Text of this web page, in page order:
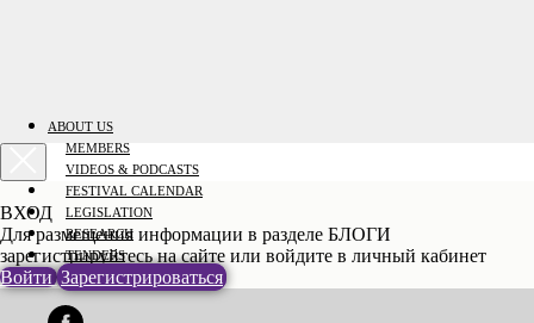
ABOUT US
MEMBERS
VIDEOS & PODCASTS
FESTIVAL CALENDAR
LEGISLATION
RESEARCH
TENDERS
CONTACT
ВХОД
Для размещения информации в разделе БЛОГИ
зарегистрируйтесь на сайте или войдите в личный кабинет
ВойтиЗарегистрироваться